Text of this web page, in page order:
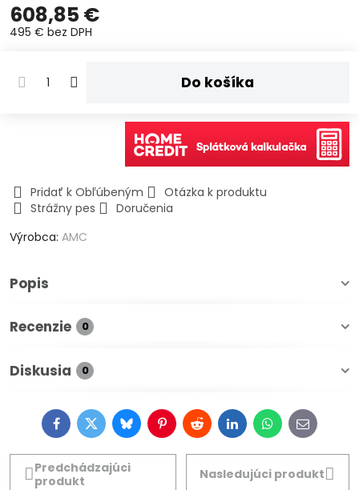
608,85 €
495 € bez DPH
Do košíka
Pridať k Obľúbeným
Otázka k produktu
Strážny pes
Doručenia
Výrobca: AMC
Popis
Recenzie 0
Diskusia 0
FacebookTwitterBlueskyPinterestRedditLinkedInWhatsApp
E-
mail
Predchádzajúci
produkt
Nasledujúci produkt